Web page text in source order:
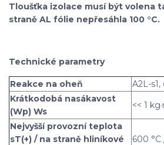
Tloušťka izolace musí být volena
straně AL fólie nepřesáhla 100 °C.
Technické parametry
Reakce na oheň
A2L-s1,
Krátkodobá nasákavost
(Wp) Ws
<< 1
Nejvyšší provozní teplota
sT(+) / na straně hliníkové
600 °C